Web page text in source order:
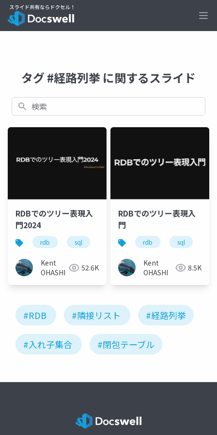
タグ #経路列挙 に関するスライド
検索
RDBでのツリー表現入
門2024
rdb sql モデリング テーブル設計
Kent
OHASHI
52.6K
RDBでのツリー表現入
門
rdb sql
Kent
OHASHI
8.5K
#RDB #隣接リスト #経路列挙
#入れ子集合 #閉包テーブル